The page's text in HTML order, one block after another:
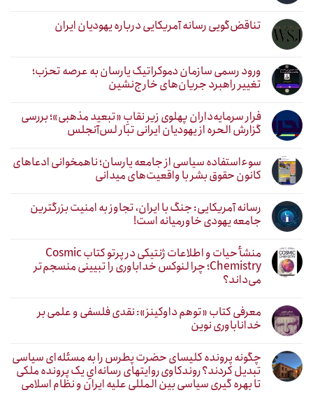
تناقض‌گویی رسانه آمریکایی درباره یهودیان ایران
ورود رسمی سازمان دموکراتیک یارسان به عرصه تحزب؛
تغییر راهبرد جریان‌های خارج‌نشین
فرار سرمایه‌داران پهلوی زیر نقابِ «تبعید مذهبی»؛ بررسی
گزارش الحره از یهودیان ایرانی تبار لس‌آنجلس
سوءاستفاده سیاسی از جامعه یارسان؛ ناهمخوانی ادعاهای
کانون حقوق بشر با واقعیت‌های میدانی
رسانه آمریکایی: جنگ با ایران، تجاوز به امنیت بزرگترین
جامعه یهودی خاورمیانه است!
منشأ حیات و اطلاعات ژنتیکی در پرتو کتاب Cosmic
Chemistry؛ چرا لنوکس خداباوری را تبیینی منسجم‌تر
می‌داند؟
معرفی کتاب «توهم داوکینز»: نقدی فلسفی و علمی بر
خداناباوری نوین
چگونه پرونده کلیسای حضرت پطرس را به مسئله‌ای سیاسی
تبدیل کردند؟ روندکاوی روایتهای رسانه‌ایِ یک پرونده ملکی
تا بهره گیری سیاسی بین المللی علیه ایران و نظام اسلامی